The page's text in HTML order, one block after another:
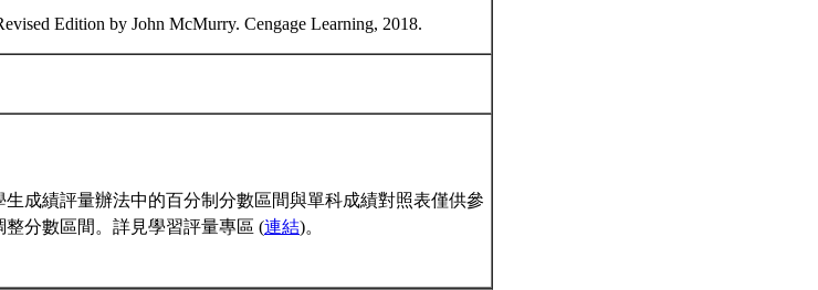
Edition by John McMurry. Cengage Learning, 2018.
成績評量辦法中的百分制分數區間與單科成績對照表僅供參
分數區間。詳見學習評量專區 (連結)。